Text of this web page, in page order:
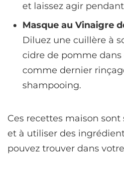
et laissez agir
Masque au Vinaigre
Diluez une cuillère à
cidre de pomme dans
comme dernier
shampooing.
Ces recettes maison
et à utiliser des
pouvez trouver dans